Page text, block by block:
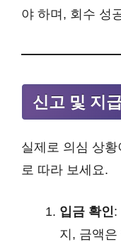
야 하며, 회수 성
신고 및 지
실제로 의심 상
로 따라 보세요.
입금 확인:
지, 금액